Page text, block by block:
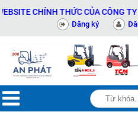
CHÍNH THỨC CỦA CÔNG
Đăng ký